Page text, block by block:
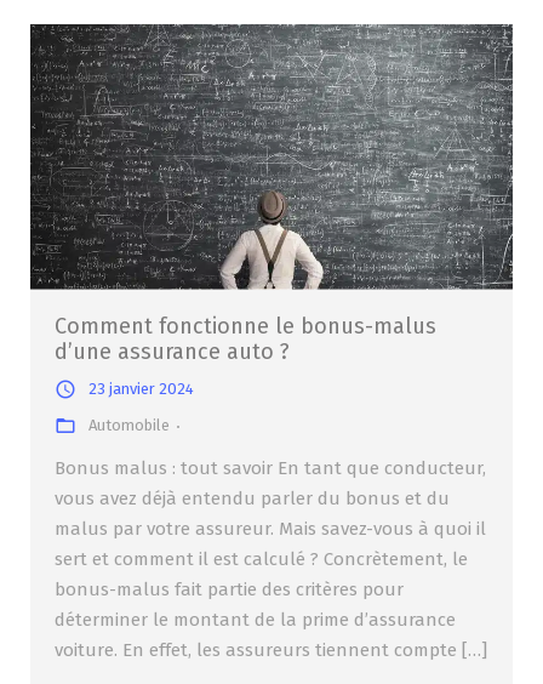
Comment fonctionne le bonus-malus
d’une assurance auto ?
23 janvier 2024
Automobile
Bonus malus : tout savoir En tant que conducteur,
vous avez déjà entendu parler du bonus et du
malus par votre assureur. Mais savez-vous à quoi il
sert et comment il est calculé ? Concrètement, le
bonus-malus fait partie des critères pour
déterminer le montant de la prime d’assurance
voiture. En effet, les assureurs tiennent compte […]